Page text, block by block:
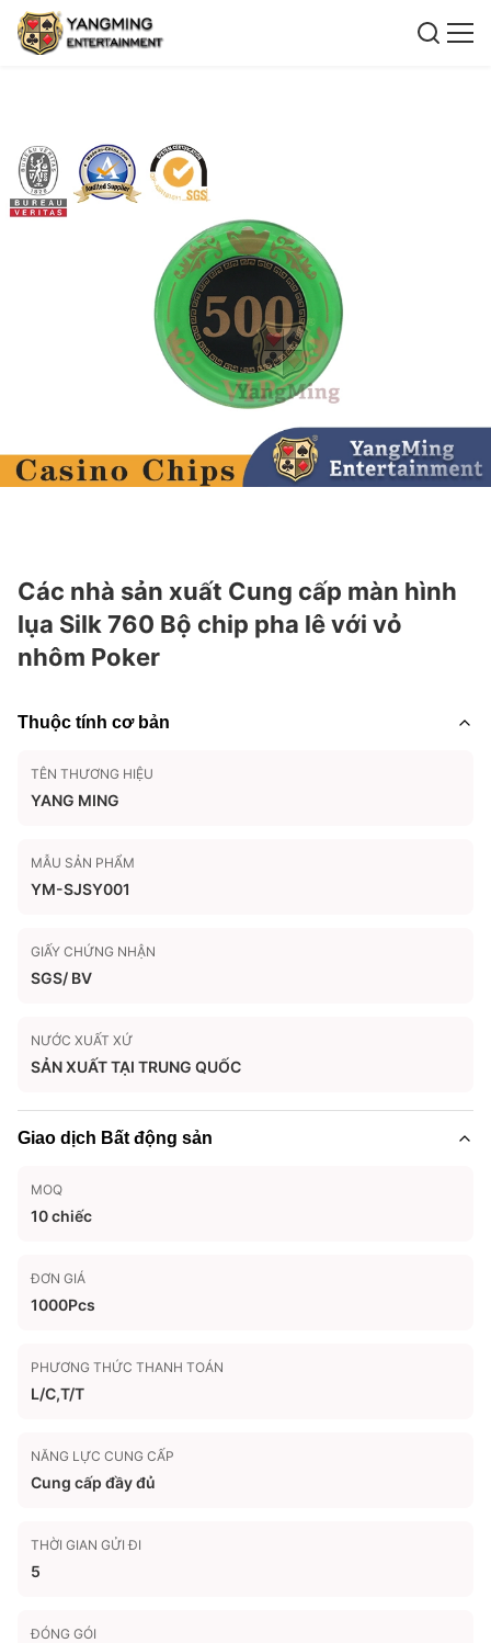
Các nhà sản xuất Cung cấp màn hình
lụa Silk 760 Bộ chip pha lê với vỏ
nhôm Poker
Thuộc tính cơ bản
TÊN THƯƠNG HIỆU
YANG MING
MẪU SẢN PHẨM
YM-SJSY001
GIẤY CHỨNG NHẬN
SGS/ BV
NƯỚC XUẤT XỨ
SẢN XUẤT TẠI TRUNG QUỐC
Giao dịch Bất động sản
MOQ
10 chiếc
ĐƠN GIÁ
1000Pcs
PHƯƠNG THỨC THANH TOÁN
L/C,T/T
NĂNG LỰC CUNG CẤP
Cung cấp đầy đủ
THỜI GIAN GỬI ĐI
5
ĐÓNG GÓI